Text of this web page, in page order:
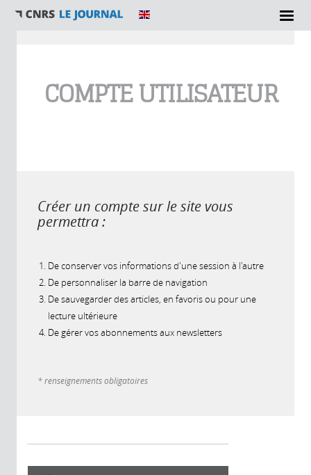
COMPTE UTILISATEUR
Créer un compte sur le site vous
permettra :
De conserver vos informations d'une session à l'autre
De personnaliser la barre de navigation
De sauvegarder des articles, en favoris ou pour une
lecture ultérieure
De gérer vos abonnements aux newsletters
* renseignements obligatoires